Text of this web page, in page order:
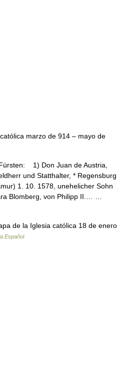
marzo de 914 – mayo de
1) Don Juan de Austria,
und Statthalter, * Regensburg
1. 10. 1578, unehelicher Sohn
Blomberg, von Philipp II.… …
de la Iglesia católica 18 de enero
Español